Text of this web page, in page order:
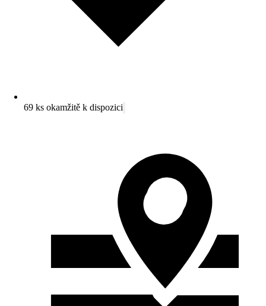
69 ks okamžitě k dispozici